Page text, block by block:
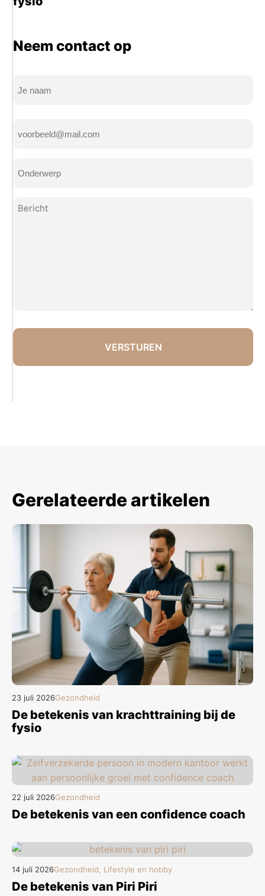
Neem contact op
mailadres
Bericht
Gerelateerde artikelen
23 juli 2026Gezondheid
De betekenis van krachttraining bij de
fysio
22 juli 2026Gezondheid
De betekenis van een confidence coach
14 juli 2026Gezondheid, Lifestyle en hobby
De betekenis van Piri Piri